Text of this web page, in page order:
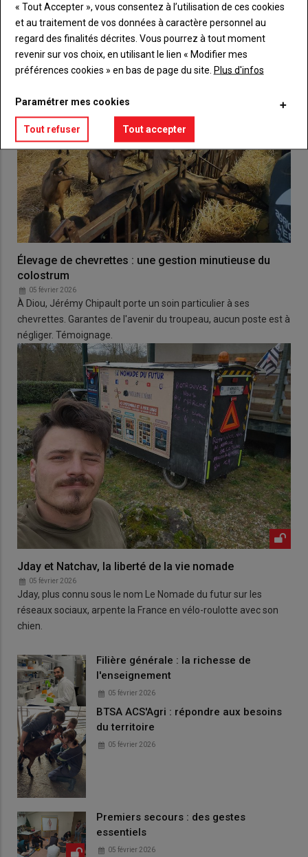
Élevage de chevrettes : une gestion minutieuse du
colostrum
05 février 2026
À Diou, Jérémy Chipault porte un soin particulier à ses
chevrettes. Garantes de l'avenir du troupeau, aucun poste est à
négliger. Témoignage.
Jday et Natchav, la liberté de la vie nomade
05 février 2026
Jday, plus connu sous le nom Le Nomade du futur sur les
réseaux sociaux, arpente la France en vélo-roulotte avec son
chien.
Filière générale : la richesse de
l'enseignement
05 février 2026
BTSA ACS'Agri : répondre aux besoins
du territoire
05 février 2026
Premiers secours : des gestes
essentiels
05 février 2026
« Tout Accepter », vous consentez à l’utilisation de ces cookies
et au traitement de vos données à caractère personnel au
regard des finalités décrites. Vous pourrez à tout moment
revenir sur vos choix, en utilisant le lien « Modifier mes
préférences cookies » en bas de page du site. Plus d'infos
Paramétrer mes cookies
Tout refuser Tout accepter